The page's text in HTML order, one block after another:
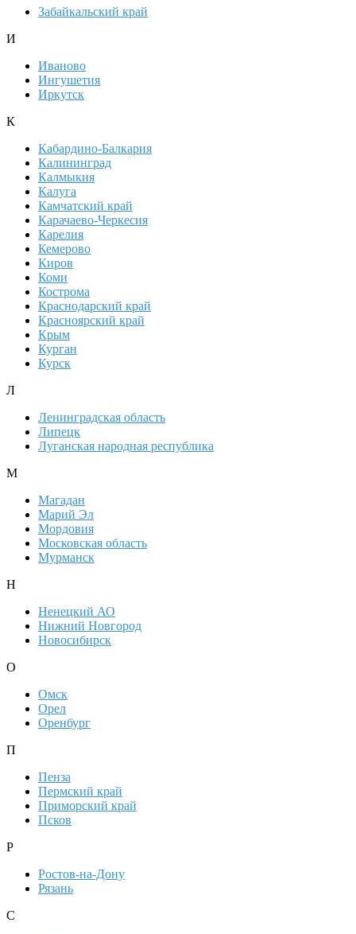
Забайкальский край
И
Иваново
Ингушетия
Иркутск
К
Кабардино-Балкария
Калининград
Калмыкия
Калуга
Камчатский край
Карачаево-Черкесия
Карелия
Кемерово
Киров
Коми
Кострома
Краснодарский край
Красноярский край
Крым
Курган
Курск
Л
Ленинградская область
Липецк
Луганская народная республика
М
Магадан
Марий Эл
Мордовия
Московская область
Мурманск
Н
Ненецкий АО
Нижний Новгород
Новосибирск
О
Омск
Орел
Оренбург
П
Пенза
Пермский край
Приморский край
Псков
Р
Ростов-на-Дону
Рязань
С